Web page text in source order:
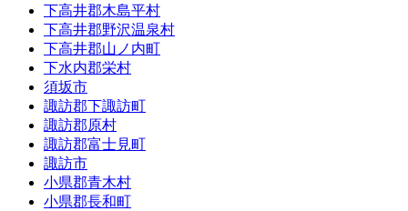
下高井郡木島平村
下高井郡野沢温泉村
下高井郡山ノ内町
下水内郡栄村
須坂市
諏訪郡下諏訪町
諏訪郡原村
諏訪郡富士見町
諏訪市
小県郡青木村
小県郡長和町